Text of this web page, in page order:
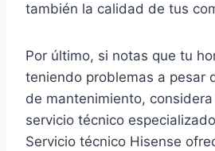
también la calidad de tus
Por último, si notas que tu
teniendo problemas a pesar
de mantenimiento,
servicio técnico
Servicio técnico Hisense